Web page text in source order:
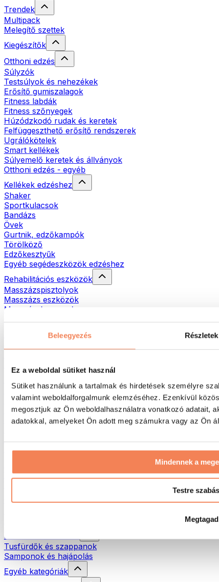
Beleegyezés Részletek
Ez a weboldal sütiket használ
Sütiket használunk a tartalmak és hirdetések személyre
valamint weboldalforgalmunk elemzéséhez. Ezenkívül
megosztjuk az Ön weboldalhasználatra vonatkozó adatait,
adatokkal, amelyeket Ön adott meg számukra vagy az Ön
Mindennek a
Testre szabás
Megtagad
Trendek
Multipack
Melegítő szettek
Kiegészítők
Otthoni edzés
Súlyzók
Testsúlyok és nehezékek
Erősítő gumiszalagok
Fitness labdák
Fitness szőnyegek
Húzódzkodó rudak és keretek
Felfüggeszthető erősítő rendszerek
Ugrálókötelek
Smart kellékek
Súlyemelő keretek és állványok
Otthoni edzés - egyéb
Kellékek edzéshez
Shaker
Sportkulacsok
Bandázs
Övek
Gurtnik, edzőkampók
Törölköző
Edzőkesztyűk
Egyéb segédeszközök edzéshez
Rehabilitációs eszközök
Masszázspisztolyok
Masszázs eszközök
Masszázshengerek
Táskák & hátizsákok
Hátizsákok
Futás
Küzdősportok
Kerékpározás
Jóga és pilates
Úszás
Túrázás
Vörösfény-terápia
Öko háztartás
Natúrkozmetikumok
Tusfürdők és szappanok
Samponok és hajápolás
Egyéb kategóriák